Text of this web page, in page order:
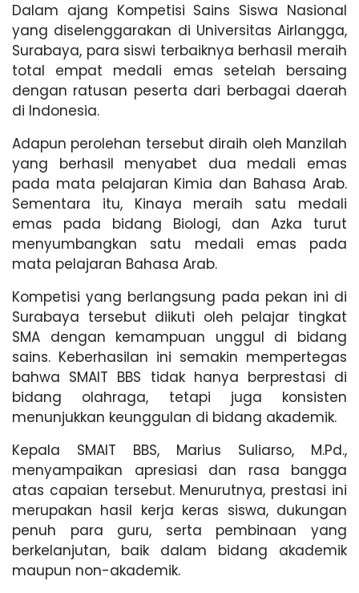
Dalam ajang Kompetisi Sains Siswa Nasional
yang diselenggarakan di Universitas Airlangga,
Surabaya, para siswi terbaiknya berhasil meraih
total empat medali emas setelah bersaing
dengan ratusan peserta dari berbagai daerah
di Indonesia.
Adapun perolehan tersebut diraih oleh Manzilah
yang berhasil menyabet dua medali emas
pada mata pelajaran Kimia dan Bahasa Arab.
Sementara itu, Kinaya meraih satu medali
emas pada bidang Biologi, dan Azka turut
menyumbangkan satu medali emas pada
mata pelajaran Bahasa Arab.
Kompetisi yang berlangsung pada pekan ini di
Surabaya tersebut diikuti oleh pelajar tingkat
SMA dengan kemampuan unggul di bidang
sains. Keberhasilan ini semakin mempertegas
bahwa SMAIT BBS tidak hanya berprestasi di
bidang olahraga, tetapi juga konsisten
menunjukkan keunggulan di bidang akademik.
Kepala SMAIT BBS, Marius Suliarso, M.Pd.,
menyampaikan apresiasi dan rasa bangga
atas capaian tersebut. Menurutnya, prestasi ini
merupakan hasil kerja keras siswa, dukungan
penuh para guru, serta pembinaan yang
berkelanjutan, baik dalam bidang akademik
maupun non-akademik.